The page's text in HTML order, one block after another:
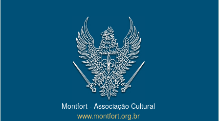
Montfort - Associação Cultural
www.montfort.org.br